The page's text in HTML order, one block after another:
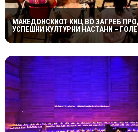
МАКЕДОНСКИОТ КИЦ ВО ЗАГРЕБ
УСПЕШНИ КУЛТУРНИ НАСТАНИ –
„ИСТОРИЈА НА МАКЕДОНСКАТА РОК